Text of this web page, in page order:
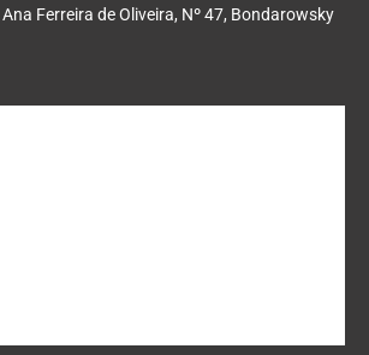
Ferreira de Oliveira, Nº 47, Bondarowsky